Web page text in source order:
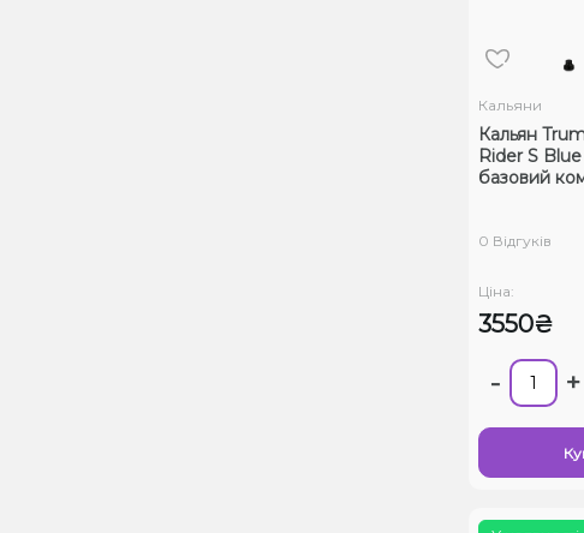
Кальяни
Кальян
Rider S Blue
базовий
0 Відгуків
Ціна:
3550₴
- +